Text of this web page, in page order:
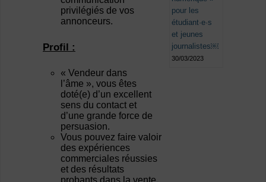
privilégiés de vos
annonceurs.
Profil :
« Vendeur dans
l’âme », vous êtes
doté(e) d’un excellent
sens du contact et
d’une grande force de
persuasion.
Vous pouvez faire valoir
des expériences
commerciales réussies
et des résultats
probants dans la vente.
pour les
étudiant·e·s
et jeunes
journalistes￼
30/03/2023